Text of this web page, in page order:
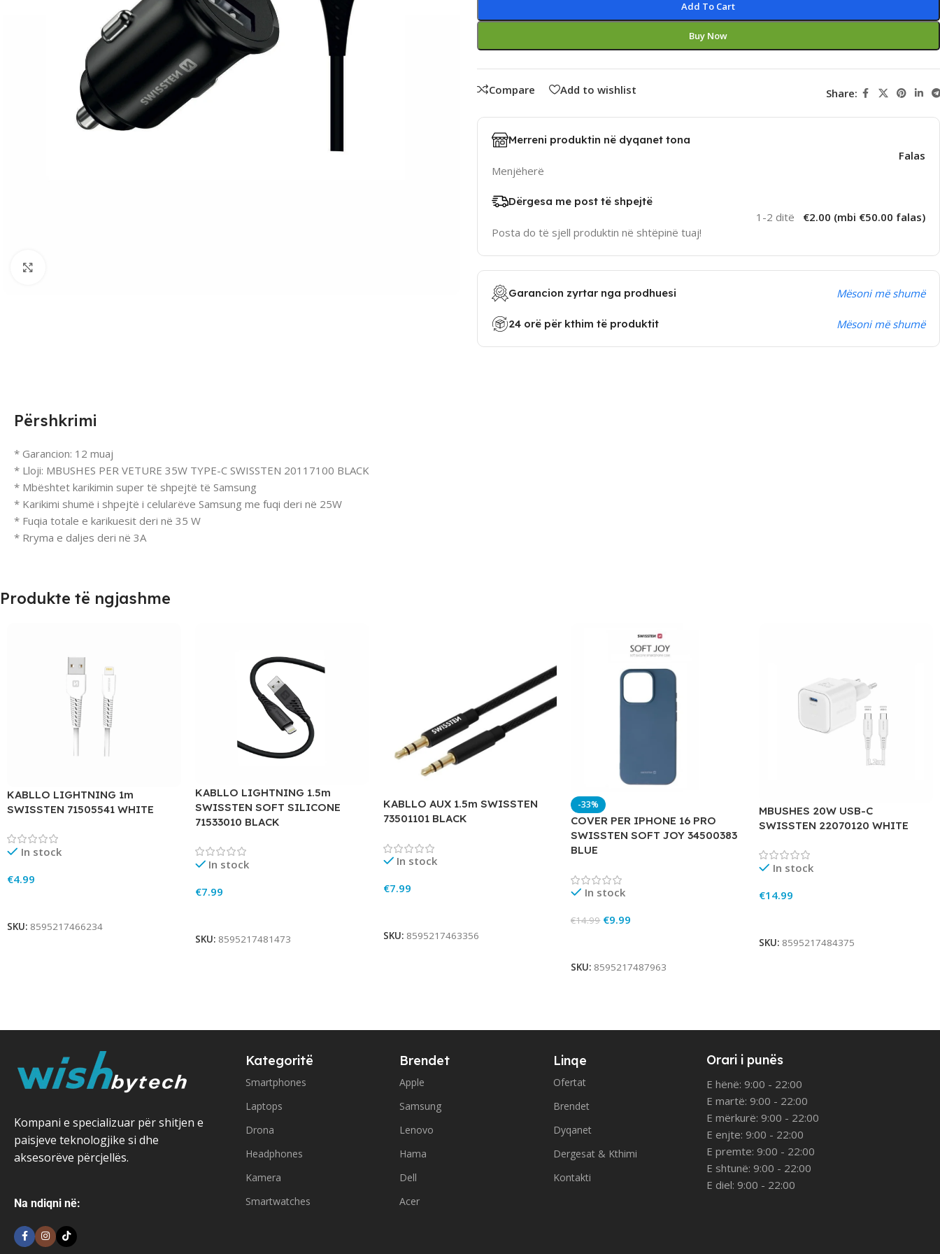
Add To Cart
Buy Now
Compare Add to wishlist Share:
Merreni produktin në dyqanet tona
Menjëherë
Falas
Dërgesa me post të shpejtë
Posta do të sjell produktin në shtëpinë tuaj!
1-2 ditë €2.00 (mbi €50.00 falas)
Garancion zyrtar nga prodhuesi Mësoni më shumë
24 orë për kthim të produktit Mësoni më shumë
Përshkrimi
* Garancion: 12 muaj
* Lloji: MBUSHES PER VETURE 35W TYPE-C SWISSTEN 20117100 BLACK
* Mbështet karikimin super të shpejtë të Samsung
* Karikimi shumë i shpejtë i celularëve Samsung me fuqi deri në 25W
* Fuqia totale e karikuesit deri në 35 W
* Rryma e daljes deri në 3A
Produkte të ngjashme
KABLLO LIGHTNING 1m
SWISSTEN 71505541 WHITE
In stock
€4.99
SKU: 8595217466234
KABLLO LIGHTNING 1.5m
SWISSTEN SOFT SILICONE
71533010 BLACK
In stock
€7.99
SKU: 8595217481473
KABLLO AUX 1.5m SWISSTEN
73501101 BLACK
In stock
€7.99
SKU: 8595217463356
-33%
COVER PER IPHONE 16 PRO
SWISSTEN SOFT JOY 34500383
BLUE
In stock
€14.99 €9.99
SKU: 8595217487963
MBUSHES 20W USB-C
SWISSTEN 22070120 WHITE
In stock
€14.99
SKU: 8595217484375
Kompani e specializuar për shitjen e
paisjeve teknologjike si dhe
aksesorëve përcjellës.
Na ndiqni në:
Kategoritë
Smartphones
Laptops
Drona
Headphones
Kamera
Smartwatches
Brendet
Apple
Samsung
Lenovo
Hama
Dell
Acer
Linqe
Ofertat
Brendet
Dyqanet
Dergesat & Kthimi
Kontakti
Orari i punës
E hënë: 9:00 - 22:00
E martë: 9:00 - 22:00
E mërkurë: 9:00 - 22:00
E enjte: 9:00 - 22:00
E premte: 9:00 - 22:00
E shtunë: 9:00 - 22:00
E diel: 9:00 - 22:00